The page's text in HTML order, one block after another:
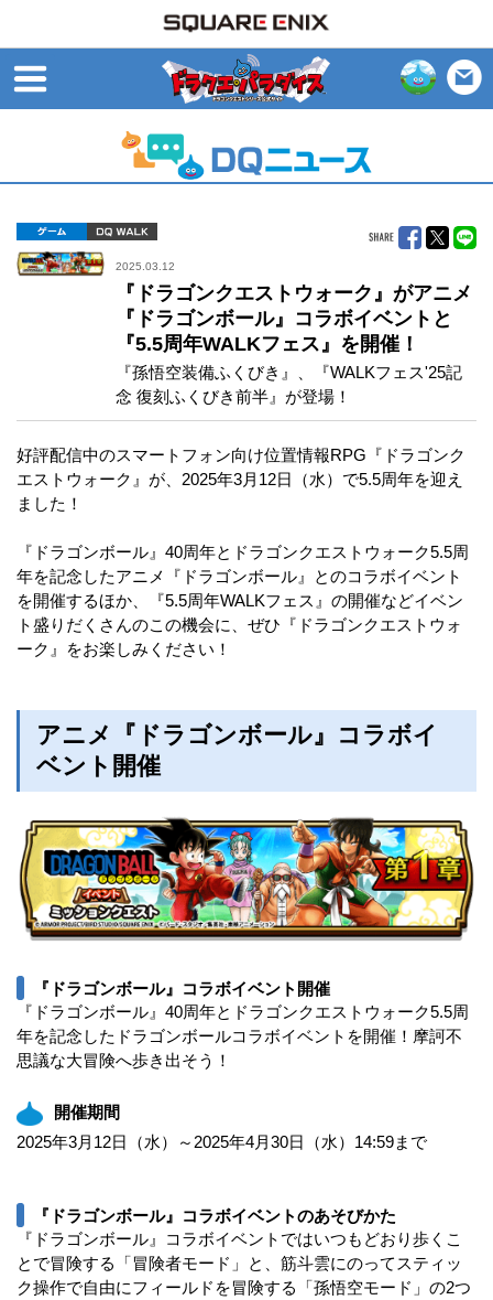
ゲーム
2025.03.12
『ドラゴンクエストウォーク』がアニメ
『ドラゴンボール』コラボイベントと
『5.5周年WALKフェス』を開催！
『孫悟空装備ふくびき』、『WALKフェス'25記
念 復刻ふくびき前半』が登場！
好評配信中のスマートフォン向け位置情報RPG『ドラゴンク
エストウォーク』が、2025年3月12日（水）で5.5周年を迎え
ました！
『ドラゴンボール』40周年とドラゴンクエストウォーク5.5周
年を記念したアニメ『ドラゴンボール』とのコラボイベント
を開催するほか、『5.5周年WALKフェス』の開催などイベン
ト盛りだくさんのこの機会に、ぜひ『ドラゴンクエストウォ
ーク』をお楽しみください！
アニメ『ドラゴンボール』コラボイ
ベント開催
『ドラゴンボール』コラボイベント開催
『ドラゴンボール』40周年とドラゴンクエストウォーク5.5周
年を記念したドラゴンボールコラボイベントを開催！摩訶不
思議な大冒険へ歩き出そう！
開催期間
2025年3月12日（水）～2025年4月30日（水）14:59まで
『ドラゴンボール』コラボイベントのあそびかた
『ドラゴンボール』コラボイベントではいつもどおり歩くこ
とで冒険する「冒険者モード」と、筋斗雲にのってスティッ
ク操作で自由にフィールドを冒険する「孫悟空モード」の2つ